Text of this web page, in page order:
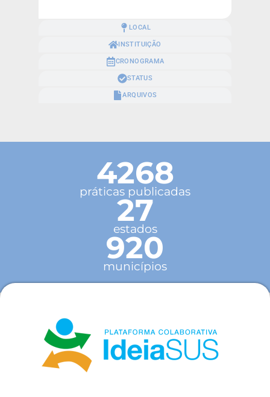
LOCAL
INSTITUIÇÃO
CRONOGRAMA
STATUS
ARQUIVOS
4268
práticas publicadas
27
estados
920
municípios